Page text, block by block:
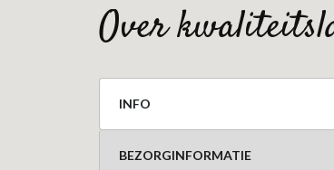
over
INFO
BEZORGINFORMATIE